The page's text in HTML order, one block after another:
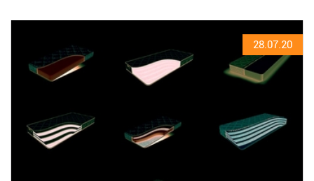
28.07.20